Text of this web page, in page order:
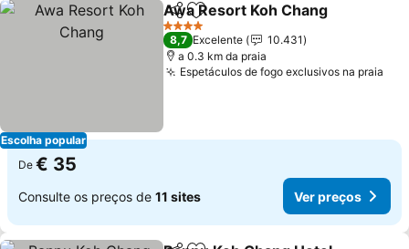
Escolha popular
PartilharAdicionar aos favoritos
Awa Resort Koh Chang
4 Estrelas
8,7 Excelente
10.431
a 0.3 km da praia
Espetáculos de fogo exclusivos na praia
De € 35
Consulte os preços de 11 sites Ver preços